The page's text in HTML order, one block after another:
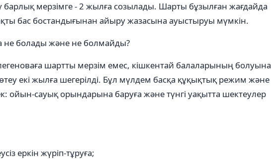
мерзімге - 2 жылға созылады. Шарты бұзылған жағдайда
бас бостандығынан айыру жазасына ауыстыруы мүмкін.
не болады және не болмайды?
шартты мерзім емес, кішкентай балаларының болуына
екі жылға шегерілді. Бұл мүлдем басқа құқықтық режим және
ойын-сауық орындарына баруға және түнгі уақытта шектеулер
еркін жүріп-тұруға;